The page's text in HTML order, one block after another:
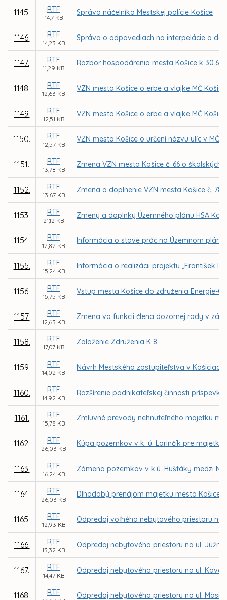
1145. RTF
14,7 KB
Správa náčelníka Mestskej polície Košice
1146. RTF
14,23 KB
Správa o odpovediach na interpelácie a
1147. RTF
11,29 KB
Rozbor hospodárenia mesta Košice k
1148. RTF
12,63 KB
VZN mesta Košice o erbe a vlajke MČ Košice
1149. RTF
12,51 KB
VZN mesta Košice o erbe a vlajke MČ
1150. RTF
12,57 KB
VZN mesta Košice o určení názvu ulíc v MČ
1151. RTF
13,78 KB
Zmena VZN mesta Košice č. 66 o školských
1152. RTF
13,67 KB
Zmena a doplnenie VZN mesta Košice č.
1153. RTF
21,12 KB
Zmeny a doplnky Územného plánu HSA
1154. RTF
12,82 KB
Informácia o stave prác na Územnom pláne
1155. RTF
15,24 KB
Informácia o realizácii projektu „František II.
1156. RTF
15,75 KB
Vstup mesta Košice do združenia Energie-
1157. RTF
12,63 KB
Zmena vo funkcii člena dozornej rady v
1158. RTF
17,07 KB
Založenie Združenia K 8
1159. RTF
14,02 KB
Návrh Mestského zastupiteľstva v
1160. RTF
14,92 KB
Rozšírenie podnikateľskej činnosti
1161. RTF
15,78 KB
Zmluvné prevody nehnuteľného majetku
1162. RTF
26,03 KB
Kúpa pozemkov v k. ú. Lorinčík pre
1163. RTF
16,24 KB
Zámena pozemkov v k.ú. Huštáky medzi
1164. RTF
26,03 KB
Dlhodobý prenájom majetku mesta Košice
1165. RTF
12,93 KB
Odpredaj voľného nebytového priestoru na
1166. RTF
13,32 KB
Odpredaj nebytového priestoru na ul. Južná
1167. RTF
14,47 KB
Odpredaj nebytového priestoru na ul.
1168. RTF Odpredaj nebytového priestoru na ul.